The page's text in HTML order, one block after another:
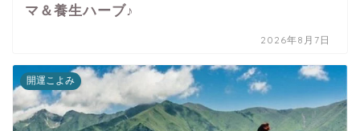
マ＆養生ハーブ♪
2026年8月7日
開運こよみ